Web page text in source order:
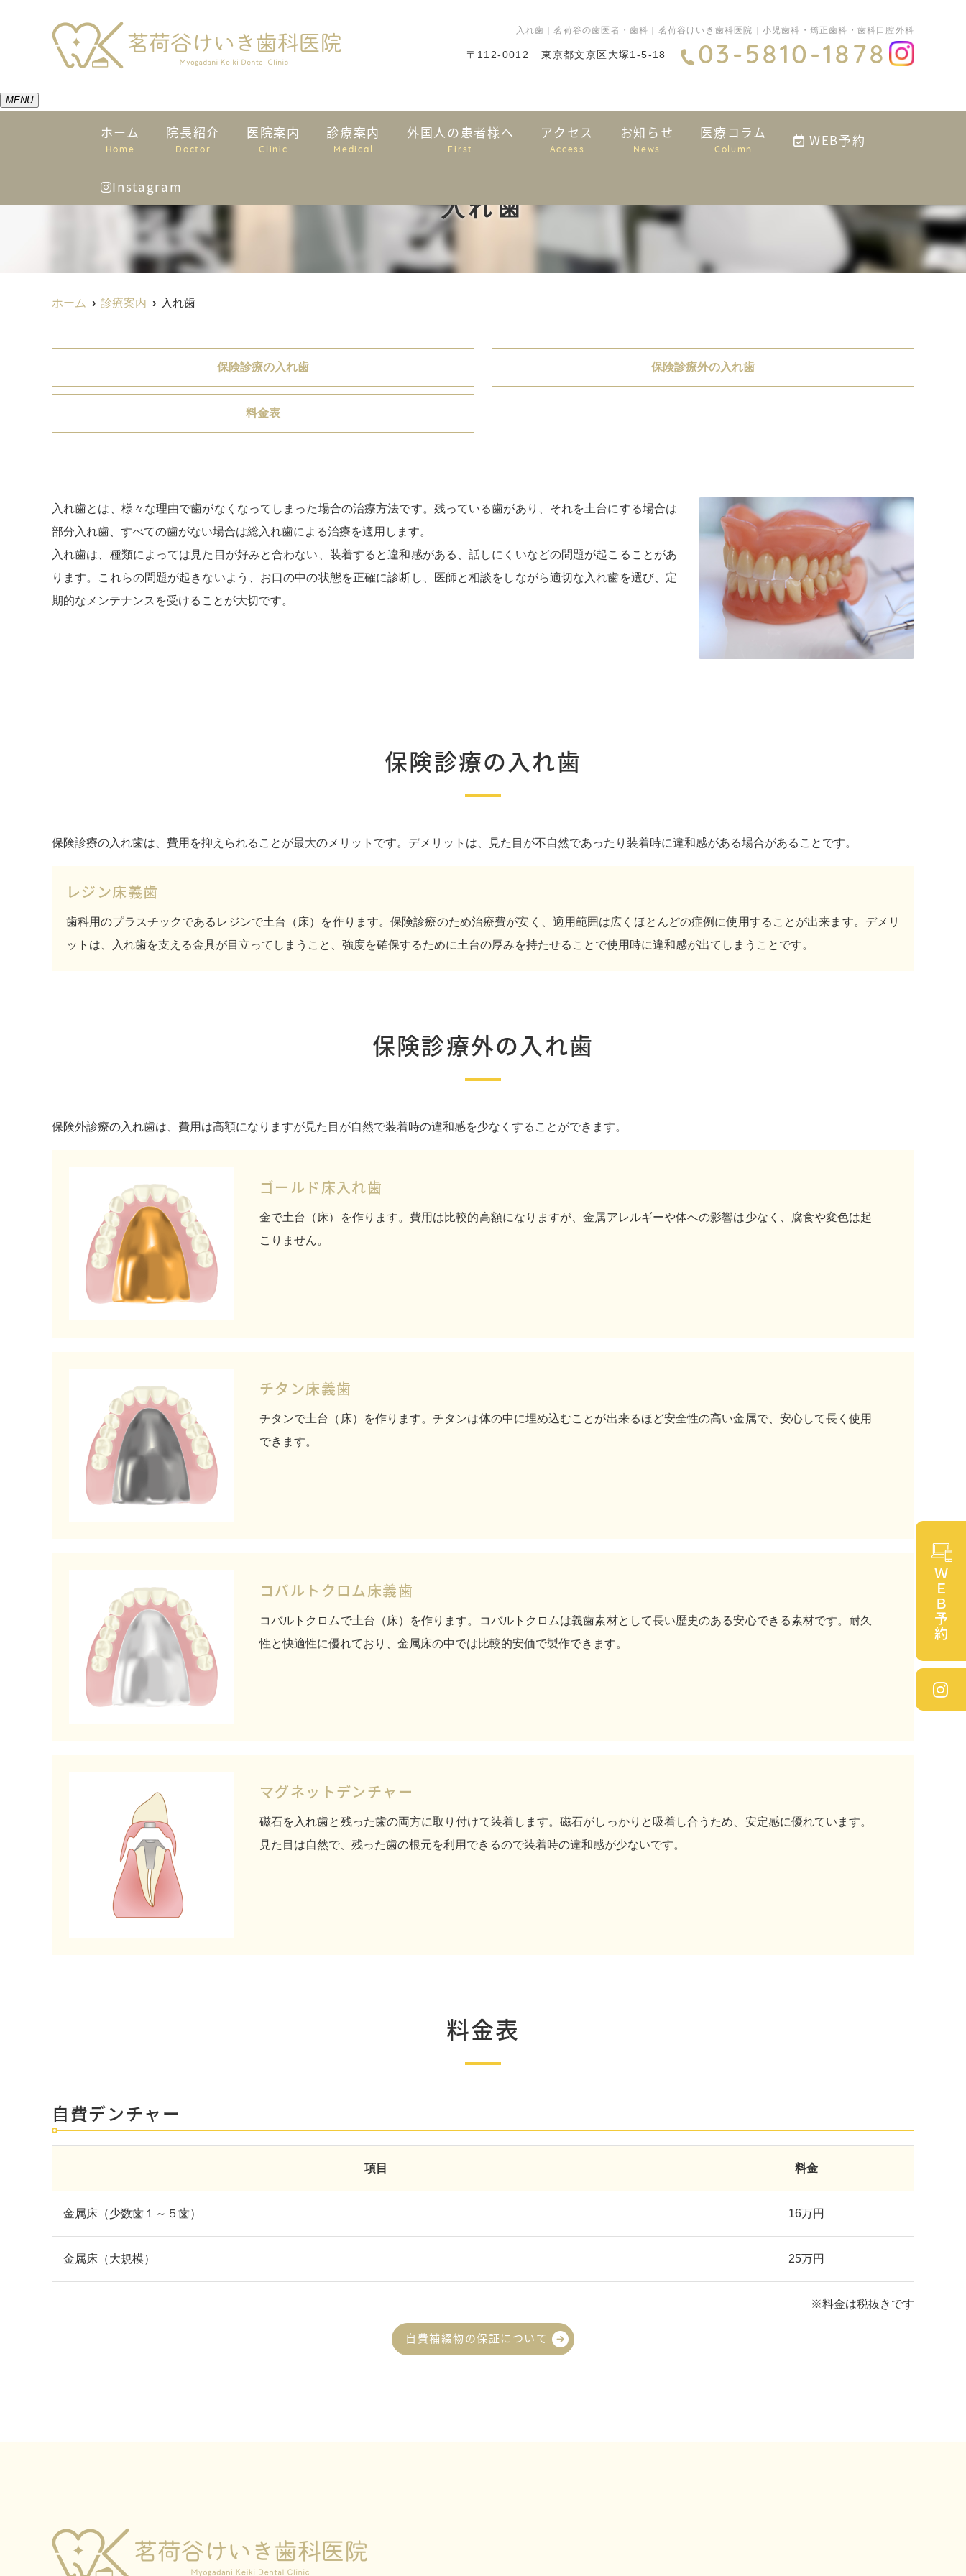
入れ歯｜茗荷谷の歯医者・歯科｜茗荷谷けいき歯科医院｜小児歯科・矯正歯科・歯科口腔外科
〒112-0012 東京都文京区大塚1-5-18 03-5810-1878
ＷＥＢ予約
MENU
ホーム
Home
院長紹介
Doctor
医院案内
Clinic
診療案内
Medical
外国人の患者様へ
First
アクセス
Access
お知らせ
News
医療コラム
Column
WEB予約
Instagram
入れ歯
ホーム 診療案内 入れ歯
保険診療の入れ歯 保険診療外の入れ歯
料金表
入れ歯とは、様々な理由で歯がなくなってしまった場合の治療方法です。残っている歯があり、それを土台にする場合は
部分入れ歯、すべての歯がない場合は総入れ歯による治療を適用します。
入れ歯は、種類によっては見た目が好みと合わない、装着すると違和感がある、話しにくいなどの問題が起こることがあ
ります。これらの問題が起きないよう、お口の中の状態を正確に診断し、医師と相談をしながら適切な入れ歯を選び、定
期的なメンテナンスを受けることが大切です。
保険診療の入れ歯
保険診療の入れ歯は、費用を抑えられることが最大のメリットです。デメリットは、見た目が不自然であったり装着時に違和感がある場合があることです。
レジン床義歯
歯科用のプラスチックであるレジンで土台（床）を作ります。保険診療のため治療費が安く、適用範囲は広くほとんどの症例に使用することが出来ます。デメリ
ットは、入れ歯を支える金具が目立ってしまうこと、強度を確保するために土台の厚みを持たせることで使用時に違和感が出てしまうことです。
保険診療外の入れ歯
保険外診療の入れ歯は、費用は高額になりますが見た目が自然で装着時の違和感を少なくすることができます。
ゴールド床入れ歯
金で土台（床）を作ります。費用は比較的高額になりますが、金属アレルギーや体への影響は少なく、腐食や変色は起
こりません。
チタン床義歯
チタンで土台（床）を作ります。チタンは体の中に埋め込むことが出来るほど安全性の高い金属で、安心して長く使用
できます。
コバルトクロム床義歯
コバルトクロムで土台（床）を作ります。コバルトクロムは義歯素材として長い歴史のある安心できる素材です。耐久
性と快適性に優れており、金属床の中では比較的安価で製作できます。
マグネットデンチャー
磁石を入れ歯と残った歯の両方に取り付けて装着します。磁石がしっかりと吸着し合うため、安定感に優れています。
見た目は自然で、残った歯の根元を利用できるので装着時の違和感が少ないです。
料金表
自費デンチャー
項目 料金
金属床（少数歯１～５歯） 16万円
金属床（大規模） 25万円
※料金は税抜きです
自費補綴物の保証について